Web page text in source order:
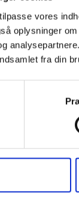
vores
oplysninger
fra din